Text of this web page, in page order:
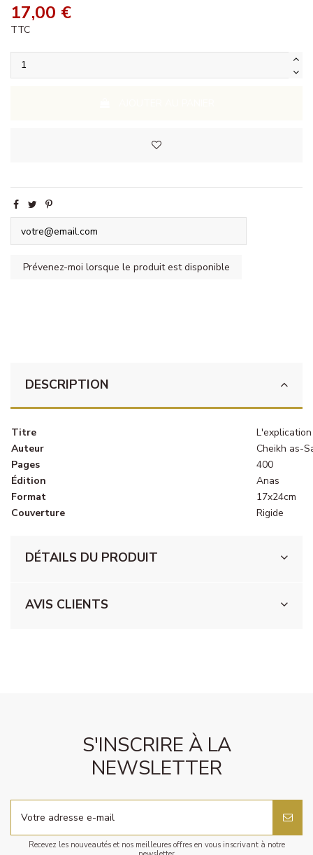
17,00 €
TTC
DESCRIPTION
Titre
Auteur
Cheikh as-
Pages
400
Édition
Anas
Format
17x24cm
Couverture
Rigide
DÉTAILS DU PRODUIT
AVIS CLIENTS
S'INSCRIRE À LA
NEWSLETTER
Recevez les nouveautés et nos meilleures offres en vous inscrivant à notre